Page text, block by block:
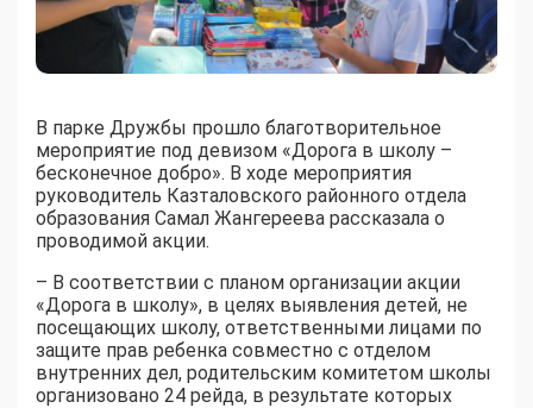
В парке Дружбы прошло благотворительное
мероприятие под девизом «Дорога в школу –
бесконечное добро». В ходе мероприятия
руководитель Казталовского районного отдела
образования Самал Жангереева рассказала о
проводимой акции.
– В соответствии с планом организации акции
«Дорога в школу», в целях выявления детей, не
посещающих школу, ответственными лицами по
защите прав ребенка совместно с отделом
внутренних дел, родительским комитетом школы
организовано 24 рейда, в результате которых